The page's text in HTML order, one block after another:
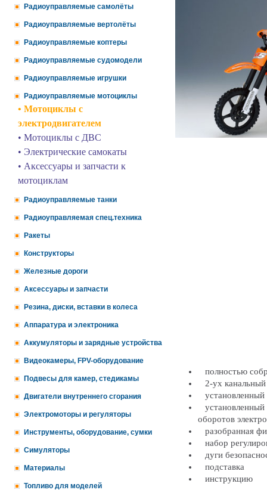
Радиоуправляемые самолёты
Радиоуправляемые вертолёты
Радиоуправляемые коптеры
Радиоуправляемые судомодели
Радиоуправляемые игрушки
Радиоуправляемые мотоциклы
• Мотоциклы с
электродвигателем
• Мотоциклы с ДВС
• Электрические самокаты
• Аксессуары и запчасти к
мотоциклам
Радиоуправляемые танки
Радиоуправляемая спец.техника
Ракеты
Конструкторы
Железные дороги
Аксессуары и запчасти
Резина, диски, вставки в колеса
Аппаратура и электроника
Аккумуляторы и зарядные устройства
Видеокамеры, FPV-оборудование
Подвесы для камер, стедикамы
Двигатели внутреннего сгорания
Электромоторы и регуляторы
Инструменты, оборудование, сумки
Симуляторы
Материалы
Топливо для моделей
полностью
2-ух канальный
установленный
установленный
оборотов
разобранная
набор
дуги
подставка
инструкцию